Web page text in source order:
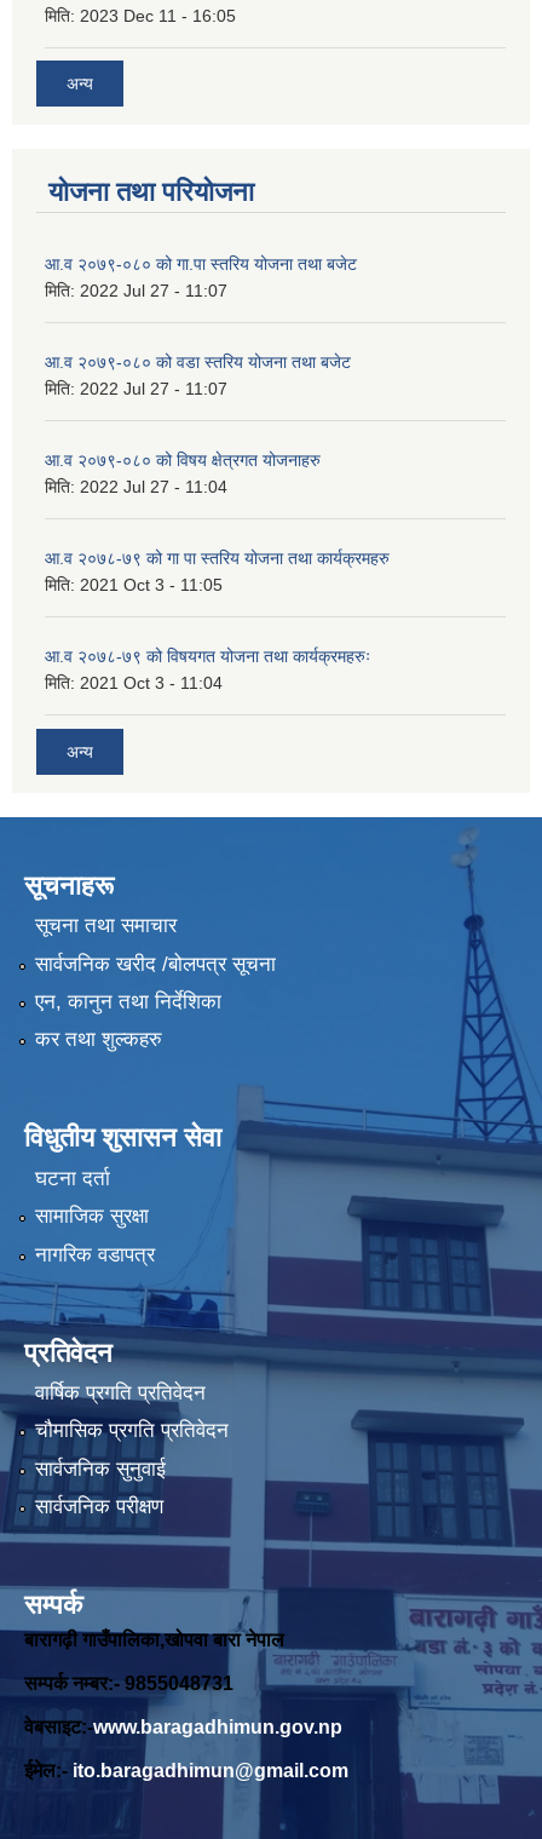
मिति: 2023 Dec 11 - 16:05
अन्य
योजना तथा परियोजना
आ.व २०७९-०८० को गा.पा स्तरिय योजना तथा बजेट
मिति: 2022 Jul 27 - 11:07
आ.व २०७९-०८० को वडा स्तरिय योजना तथा बजेट
मिति: 2022 Jul 27 - 11:07
आ.व २०७९-०८० को विषय क्षेत्रगत योजनाहरु
मिति: 2022 Jul 27 - 11:04
आ.व २०७८-७९ को गा पा स्तरिय योजना तथा कार्यक्रमहरु
मिति: 2021 Oct 3 - 11:05
आ.व २०७८-७९ को विषयगत योजना तथा कार्यक्रमहरुः
मिति: 2021 Oct 3 - 11:04
अन्य
सूचनाहरू
सूचना तथा समाचार
सार्वजनिक खरीद /बोलपत्र सूचना
एन, कानुन तथा निर्देशिका
कर तथा शुल्कहरु
विधुतीय शुसासन सेवा
घटना दर्ता
सामाजिक सुरक्षा
नागरिक वडापत्र
प्रतिवेदन
वार्षिक प्रगति प्रतिवेदन
चौमासिक प्रगति प्रतिवेदन
सार्वजनिक सुनुवाई
सार्वजनिक परीक्षण
सम्पर्क
बारागढ़ी गाउँपालिका,खोपवा बारा नेपाल
सम्पर्क नम्बर:- 9855048731
वेबसाइट:-www.baragadhimun.gov.np
ईमेल:- ito.baragadhimun@gmail.com